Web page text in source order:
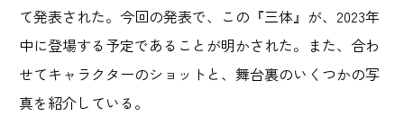
て発表された。今回の発表で、この『三体』が、2023年
中に登場する予定であることが明かされた。また、合わ
せてキャラクターのショットと、舞台裏のいくつかの写
真を紹介している。